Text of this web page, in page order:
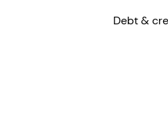
Debt &